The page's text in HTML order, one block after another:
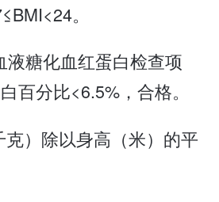
。
液糖化血红蛋白检查项
百分比<6.5%，合格。
克）除以身高（米）的平